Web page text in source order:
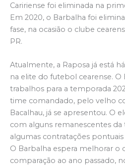
Caririense foi eliminada na
Em 2020, o Barbalha foi
fase, na ocasião o clube
PR.
Atualmente, a Raposa já está
na elite do futebol cearense.
trabalhos para a temporada
time comandado, pelo velho
Bacalhau, já se apresentou. O
com alguns remanescentes da
algumas contratações
O Barbalha espera melhorar o
comparação ao ano passado,